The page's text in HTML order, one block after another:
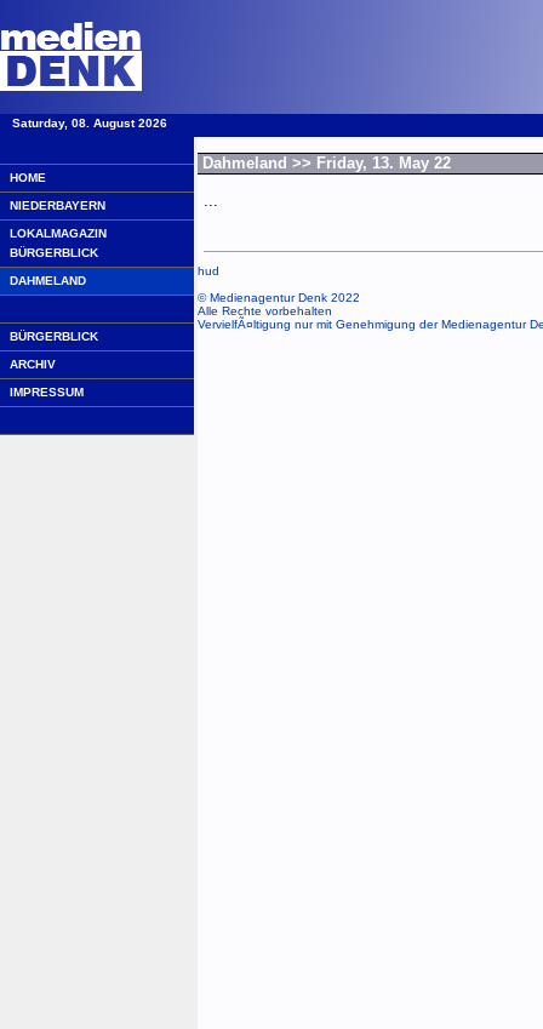
Saturday, 08. August 2026
HOME
NIEDERBAYERN
LOKALMAGAZIN
BÜRGERBLICK
DAHMELAND
BÜRGERBLICK
ARCHIV
IMPRESSUM
Dahmeland >> Friday, 13. May 22
...
hud
© Medienagentur Denk 2022
Alle Rechte vorbehalten
VervielfÃ¤ltigung nur mit Genehmigung der Medienagentur